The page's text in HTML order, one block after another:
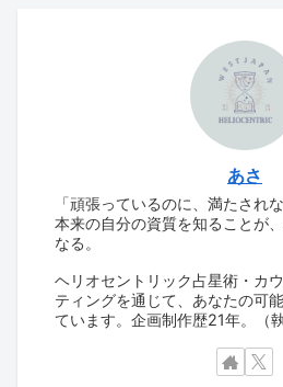
あさ
「頑張っているのに、満たされ
本来の自分の資質を知ることが
なる。
ヘリオセントリック占星術・カ
ティングを通じて、あなたの可
ています。企画制作歴21年。（